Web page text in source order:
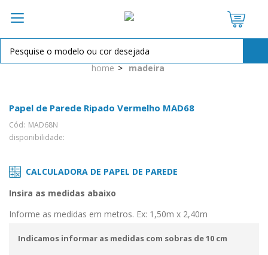
home madeira
Papel de Parede Ripado Vermelho MAD68
Cód: MAD68N
disponibilidade:
CALCULADORA DE PAPEL DE PAREDE
Insira as medidas abaixo
Informe as medidas em metros. Ex: 1,50m x 2,40m
Indicamos informar as medidas com sobras de 10 cm
OPÇÕES DE PARCELAMENTO:
2X de R$ 7,25sem juros